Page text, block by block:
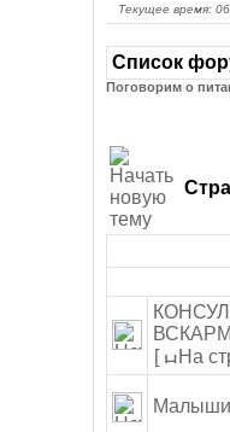
Текущее время:
Список
Поговорим о
[
На